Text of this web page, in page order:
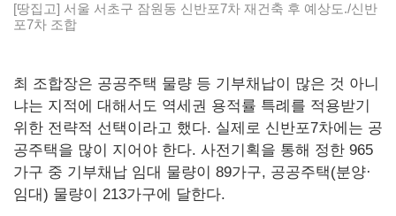
[땅집고] 서울 서초구 잠원동 신반포7차 재건축 후 예상도./신반
포7차 조합
최 조합장은 공공주택 물량 등 기부채납이 많은 것 아니
냐는 지적에 대해서도 역세권 용적률 특례를 적용받기
위한 전략적 선택이라고 했다. 실제로 신반포7차에는 공
공주택을 많이 지어야 한다. 사전기획을 통해 정한 965
가구 중 기부채납 임대 물량이 89가구, 공공주택(분양·
임대) 물량이 213가구에 달한다.